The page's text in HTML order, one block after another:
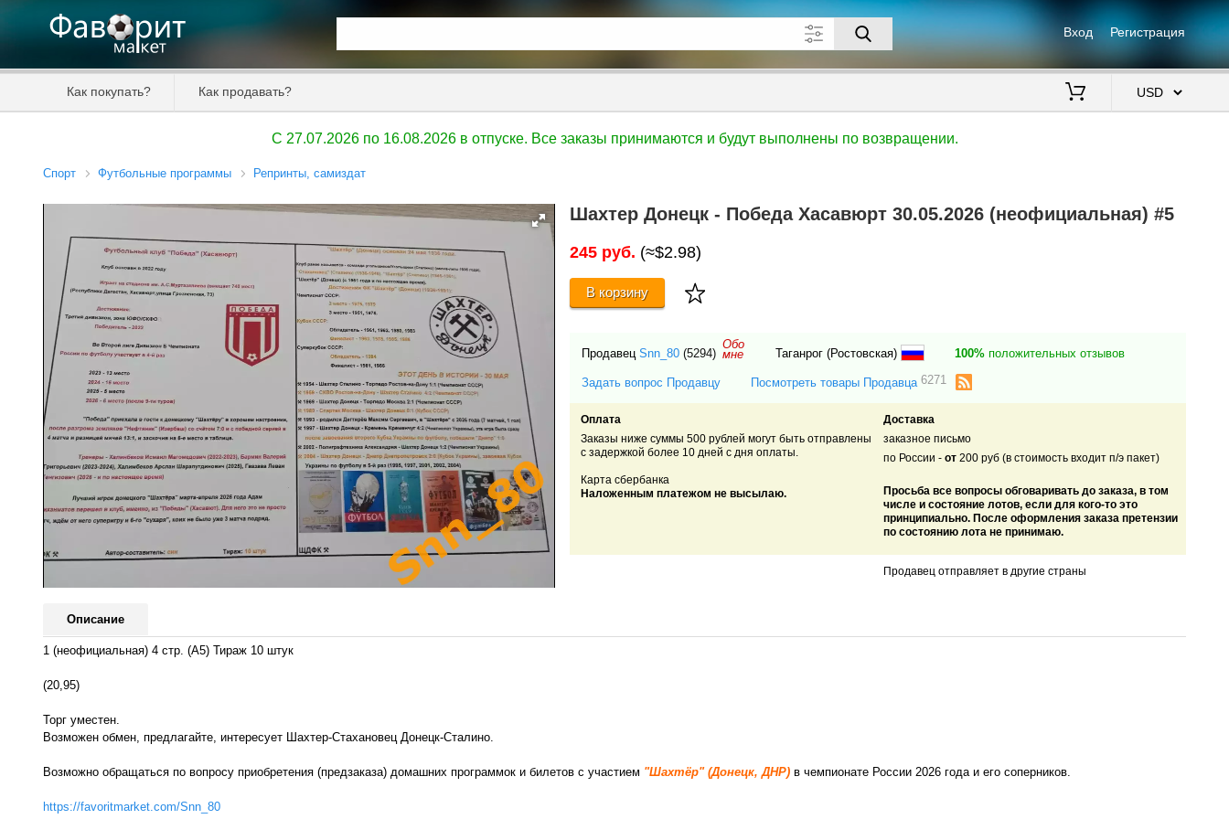
Вход Регистрация
Продавец
Как покупать? Как продавать?
C 27.07.2026 по 16.08.2026 в отпуске. Все заказы принимаются и будут выполнены по возвращении.
Спорт Футбольные программы Репринты, самиздат
Шахтер Донецк - Победа Хасавюрт 30.05.2026 (неофициальная) #5
245 руб. (≈$2.98)
В корзину
Продавец Snn_80 (5294)
Обо
мне Таганрог (Ростовская) 100%положительных отзывов
Задать вопрос Продавцу Посмотреть товары Продавца 6271
Оплата
Заказы ниже суммы 500 рублей могут быть отправлены
с задержкой более 10 дней с дня оплаты.
Карта сбербанка
Наложенным платежом не высылаю.
Доставка
заказное письмо
по России - от200 руб (в стоимость входит п/э пакет)
Просьба все вопросы обговаривать до заказа, в том
числе и состояние лотов, если для кого-то это
принципиально. После оформления заказа претензии
по состоянию лота не принимаю.
Продавец отправляет в другие страны
Описание
1 (неофициальная) 4 стр. (А5) Тираж 10 штук
(20,95)
Торг уместен.
Возможен обмен, предлагайте, интересует Шахтер-Стахановец Донецк-Сталино.
Возможно обращаться по вопросу приобретения (предзаказа) домашних программок и билетов с участием "Шахтёр" (Донецк, ДНР) в чемпионате России 2026 года и его соперников.
https://favoritmarket.com/Snn_80